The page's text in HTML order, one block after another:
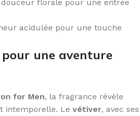
douceur florale pour une entrée
acidulée pour une touche
une aventure
for Men, la fragrance révèle
intemporelle. Le vétiver, avec ses